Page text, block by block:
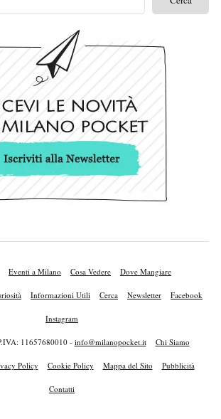
Eventi a Milano Cosa Vedere Dove Mangiare
Informazioni Utili Cerca Newsletter Facebook
Instagram
11657680010 - info@milanopocket.it Chi Siamo
Policy Cookie Policy Mappa del Sito Pubblicità
Contatti